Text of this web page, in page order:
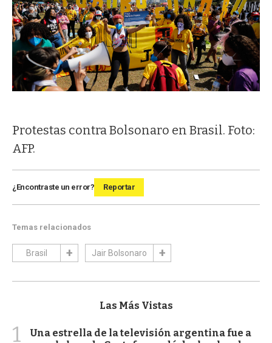
Protestas contra Bolsonaro en Brasil. Foto:
AFP.
¿Encontraste un error? Reportar
Temas relacionados
Brasil Jair Bolsonaro
Las Más Vistas
1
Una estrella de la televisión argentina fue a